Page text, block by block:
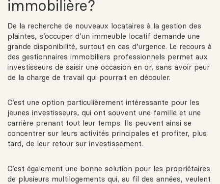
immobilière?
De la recherche de nouveaux locataires à la gestion des
plaintes, s’occuper d’un immeuble locatif demande une
grande disponibilité, surtout en cas d’urgence. Le recours à
des gestionnaires immobiliers professionnels permet aux
investisseurs de saisir une occasion en or, sans avoir peur
de la charge de travail qui pourrait en découler.
C’est une option particulièrement intéressante pour les
jeunes investisseurs, qui ont souvent une famille et une
carrière prenant tout leur temps. Ils peuvent ainsi se
concentrer sur leurs activités principales et profiter, plus
tard, de leur retour sur investissement.
C’est également une bonne solution pour les propriétaires
de plusieurs multilogements qui, au fil des années, veulent